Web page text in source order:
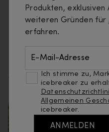
Wandern
Mehr erfahren
Produkten, exklusiven
weiteren Gründen für
erfahren.
E-Mail-Adresse
Ich stimme zu,
icebreaker zu
Allgemeinen
icebreaker.
ANMELDEN